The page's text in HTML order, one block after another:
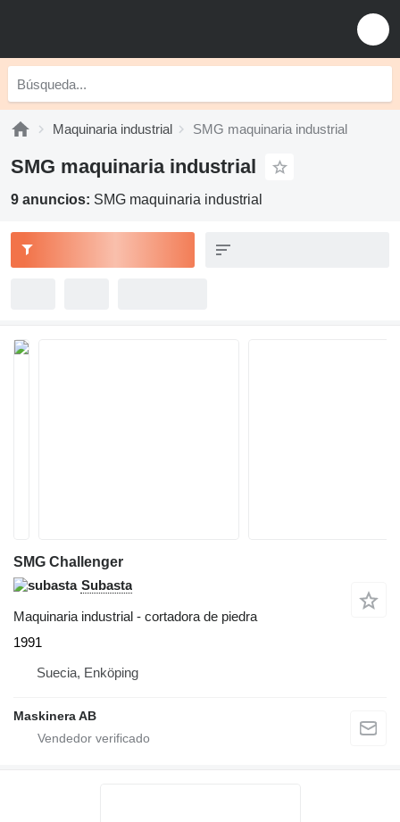
Maquinaria industrial SMG maquinaria industrial
SMG maquinaria industrial
9 anuncios: SMG maquinaria industrial
SMG Challenger
Subasta
Maquinaria industrial - cortadora de piedra
1991
Suecia, Enköping
Maskinera AB